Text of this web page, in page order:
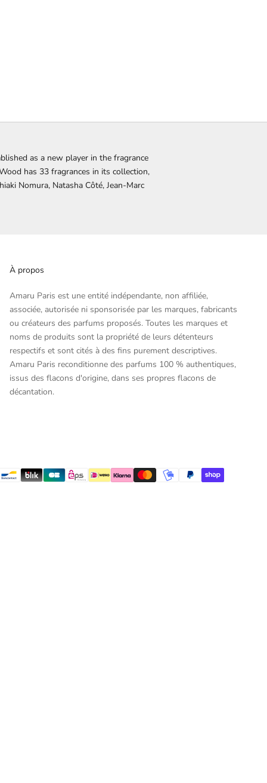
as a new player in the fragrance
has 33 fragrances in its collection,
Nomura, Natasha Côté, Jean-Marc
À propos
Amaru Paris est une entité indépendante, non affiliée,
associée, autorisée ni sponsorisée par les marques, fabricants
ou créateurs des parfums proposés. Toutes les marques et
noms de produits sont la propriété de leurs détenteurs
respectifs et sont cités à des fins purement descriptives.
Amaru Paris reconditionne des parfums 100 % authentiques,
issus des flacons d'origine, dans ses propres flacons de
décantation.